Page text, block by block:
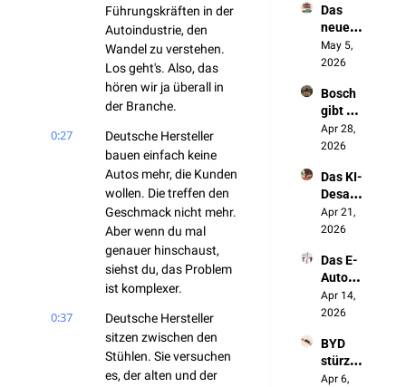
Führungskräften in der
Autoindustrie, den
Wandel zu verstehen.
Los geht's. Also, das
hören wir ja überall in
der Branche.
0:27
Deutsche Hersteller
bauen einfach keine
Autos mehr, die Kunden
wollen. Die treffen den
Geschmack nicht mehr.
Aber wenn du mal
genauer hinschaust,
siehst du, das Problem
ist komplexer.
0:37
Deutsche Hersteller
sitzen zwischen den
Stühlen. Sie versuchen
es, der alten und der
unsere
Autos
ändert,
werde
n wir
NICHT
ben"
Das
neue
Made
in
ny
entste
ht in
China
May 5,
2026
Bosch
gibt
Deutsc
hland
(und
keiner
redet
darübe
Apr 28,
2026
Das KI-
Desast
er der
Autoin
Apr 21,
2026
Das E-
Auto
zerstör
t Made
Germa
ny
Apr 14,
2026
BYD
stürzt
ab.
Apr 6,